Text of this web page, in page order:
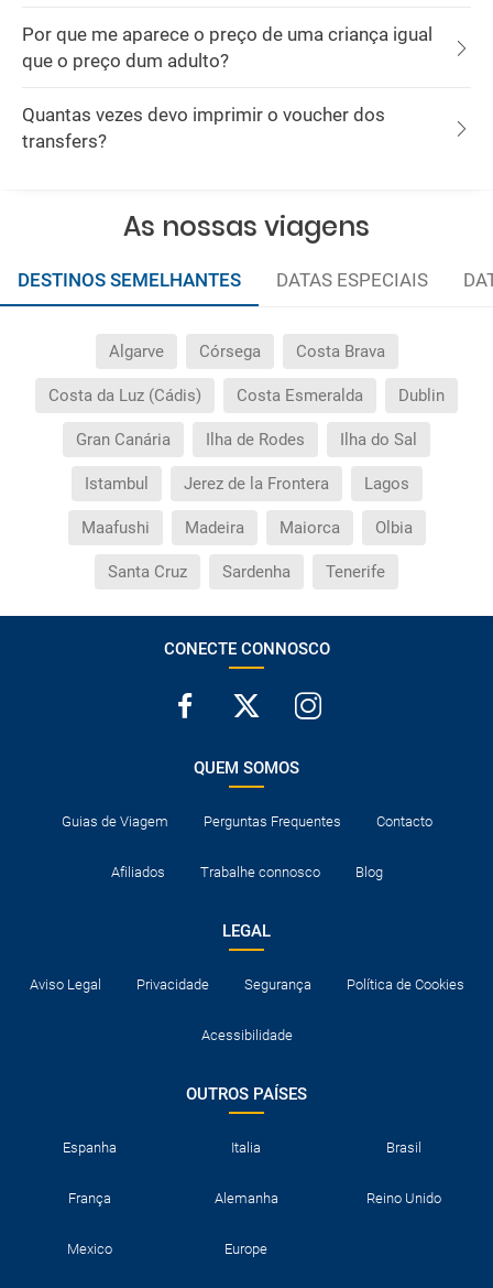
Por que me aparece o preço de uma criança igual
que o preço dum adulto?
Quantas vezes devo imprimir o voucher dos
transfers?
As nossas viagens
DESTINOS SEMELHANTES DATAS ESPECIAIS
Algarve Córsega Costa Brava
Costa da Luz (Cádis) Costa Esmeralda Dublin
Gran Canária Ilha de Rodes Ilha do Sal
Istambul Jerez de la Frontera Lagos
Maafushi Madeira Maiorca Olbia
Santa Cruz Sardenha Tenerife
CONECTE CONNOSCO
QUEM SOMOS
Guias de Viagem Perguntas Frequentes Contacto
Afiliados Trabalhe connosco Blog
LEGAL
Aviso Legal Privacidade Segurança Política de Cookies
Acessibilidade
OUTROS PAÍSES
Espanha Italia Brasil
França Alemanha Reino Unido
Mexico Europe